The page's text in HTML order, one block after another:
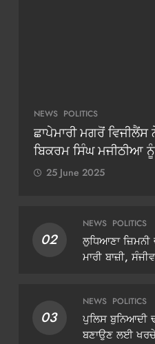
NEWS POLITICS
ਛਾਪੇਮਾਰੀ ਮਗਰੋਂ
ਬਿਕਰਮ ਸਿੰਘ ਮਜੀਠੀਆ
25 June 2025
02
NEWS POLITICS
ਲੁਧਿਆਣਾ
ਮਾਰੀ ਬਾਜ਼ੀ,
03
NEWS POLITICS
ਪੁਲਿਸ
ਬਣਾਉਣ ਲਈ